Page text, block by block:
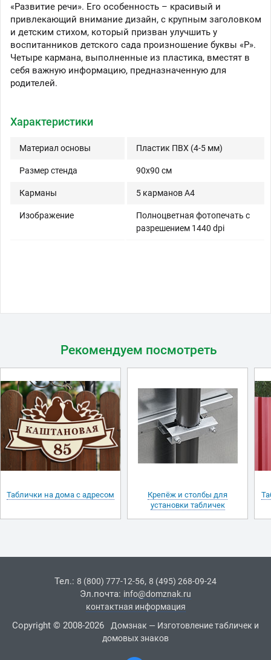
«Развитие речи». Его особенность – красивый и
привлекающий внимание дизайн, с крупным заголовком
и детским стихом, который призван улучшить у
воспитанников детского сада произношение буквы «Р».
Четыре кармана, выполненные из пластика, вместят в
себя важную информацию, предназначенную для
родителей.
Характеристики
Материал основы Пластик ПВХ (4-5 мм)
Размер стенда 90x90 см
Карманы 5 карманов A4
Изображение
Полноцветная фотопечать с
разрешением 1440 dpi
Рекомендуем посмотреть
Таблички на дома с адресом
Крепёж и столбы для
установки табличек
Тел.: 8 (800) 777-12-56, 8 (495) 268-09-24
Эл.почта: info@domznak.ru
контактная информация
Copyright © 2008-2026
Домзнак — Изготовление табличек и
домовых знаков